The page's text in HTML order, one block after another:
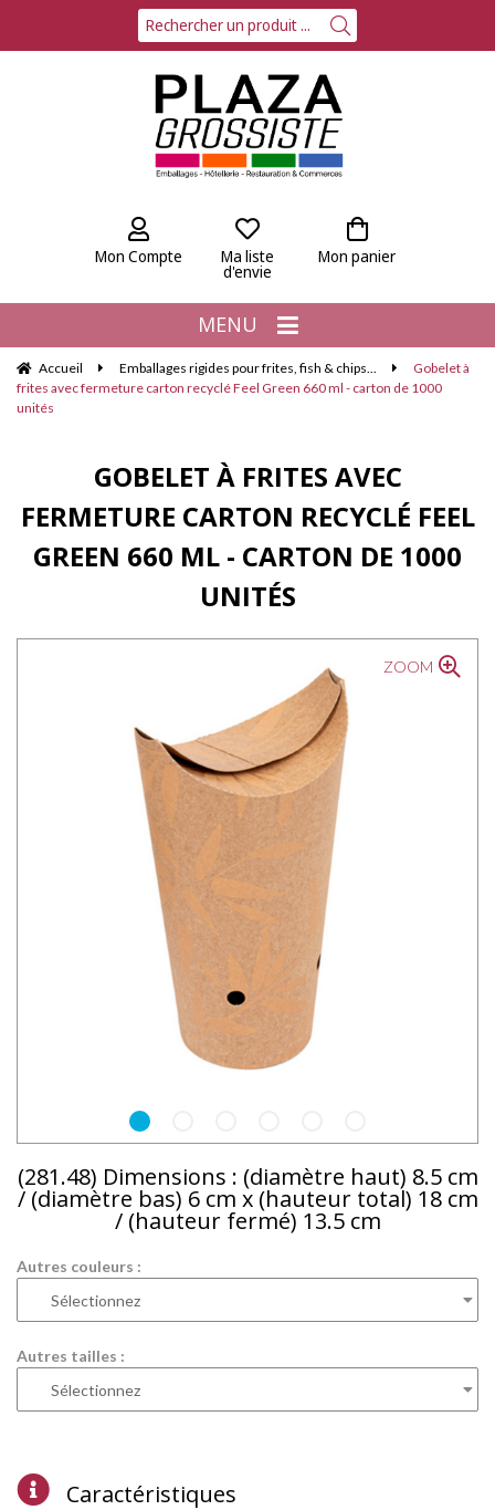
Mon Compte Mon panier
Ma liste
d'envie
MENU
Accueil Emballages rigides pour frites, fish & chips...
Gobelet à
frites avec fermeture carton recyclé Feel Green 660 ml - carton de 1000
unités
GOBELET À FRITES AVEC
FERMETURE CARTON RECYCLÉ FEEL
GREEN 660 ML - CARTON DE 1000
UNITÉS
ZOOM
(281.48) Dimensions : (diamètre haut) 8.5 cm
/ (diamètre bas) 6 cm x (hauteur total) 18 cm
/ (hauteur fermé) 13.5 cm
Autres couleurs :
Autres tailles :
Caractéristiques